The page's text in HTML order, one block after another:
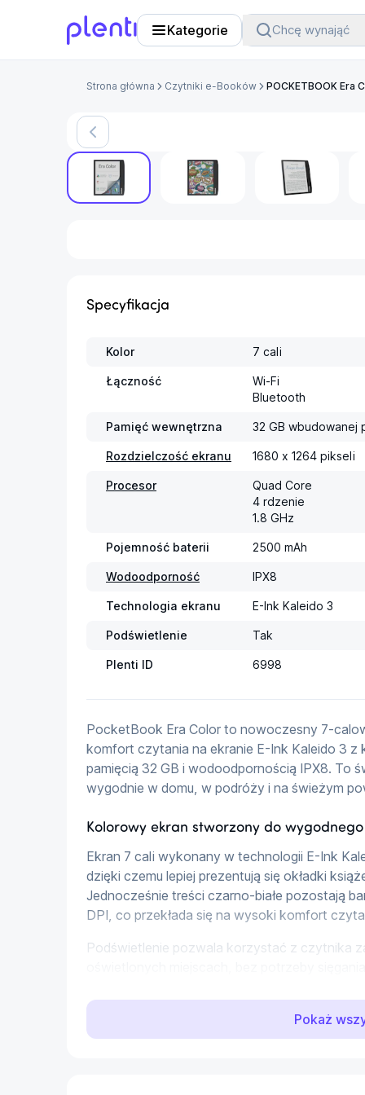
Kategorie Chcę wynająć
Strona główna Czytniki e-Booków POCKETBOOK Era
Specyfikacja
Kolor 7 cali
Łączność
Wi-Fi
Bluetooth
Pamięć wewnętrzna 32 GB wbudowanej
Rozdzielczość ekranu 1680 x 1264 pikseli
Procesor
Quad Core
4 rdzenie
1.8 GHz
Pojemność baterii 2500 mAh
Wodoodporność IPX8
Technologia ekranu E-Ink Kaleido 3
Podświetlenie Tak
Plenti ID 6998
PocketBook Era Color to nowoczesny 7-
komfort czytania na ekranie E-Ink Kaleido 3
pamięcią 32 GB i wodoodpornością IPX8. To
wygodnie w domu, w podróży i na świeżym
Kolorowy ekran stworzony do
Ekran 7 cali wykonany w technologii E-Ink
dzięki czemu lepiej prezentują się okładki
Jednocześnie treści czarno-białe pozostają
DPI, co przekłada się na wysoki komfort
Podświetlenie pozwala korzystać z czytnika
Wydajność i miejsce na Twoją bibliotekę
PocketBook Era Color został wyposażony w
Pokaż